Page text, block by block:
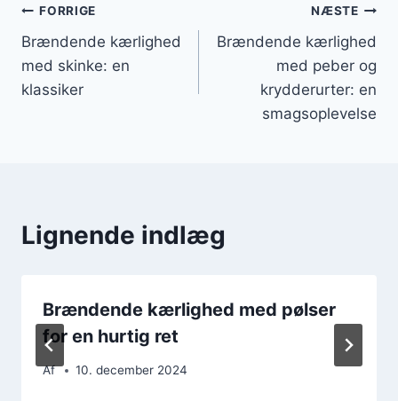
Indlægsnavigation
FORRIGE
Brændende kærlighed
med skinke: en
klassiker
NÆSTE
Brændende kærlighed
med peber og
krydderurter: en
smagsoplevelse
Lignende indlæg
Brændende kærlighed med pølser
for en hurtig ret
Af 10. december 2024